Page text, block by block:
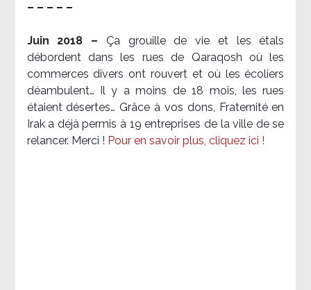
– – – – –
Juin 2018 – Ça grouille de vie et les étals
débordent dans les rues de Qaraqosh où les
commerces divers ont rouvert et où les écoliers
déambulent… Il y a moins de 18 mois, les rues
étaient désertes… Grâce à vos dons, Fraternité en
Irak a déjà permis à 19 entreprises de la ville de se
relancer. Merci ! Pour en savoir plus, cliquez ici !